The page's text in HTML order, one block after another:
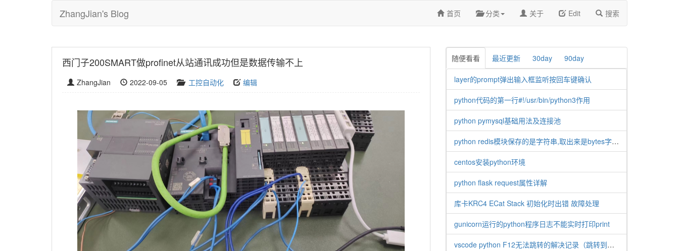
ZhangJian's Blog 首页 分类 关于 Edit 搜索
西门子200SMART做profinet从站通讯成功但是数据传输不上
ZhangJian 2022-09-05 工控自动化 编辑
随便看看 最近更新 30day 90day
layer的prompt弹出输入框监听按回车键确认
python代码的第一行#!/usr/bin/python3作用
python pymysql基础用法及连接池
python redis模块保存的是字符串,取出来是bytes字节类型解决方法
centos安装python环境
python flask request属性详解
库卡KRC4 ECat Stack 初始化时出错 故障处理
gunicorn运行的python程序日志不能实时打印print
vscode python F12无法跳转的解决记录（跳转到定义不起作用）